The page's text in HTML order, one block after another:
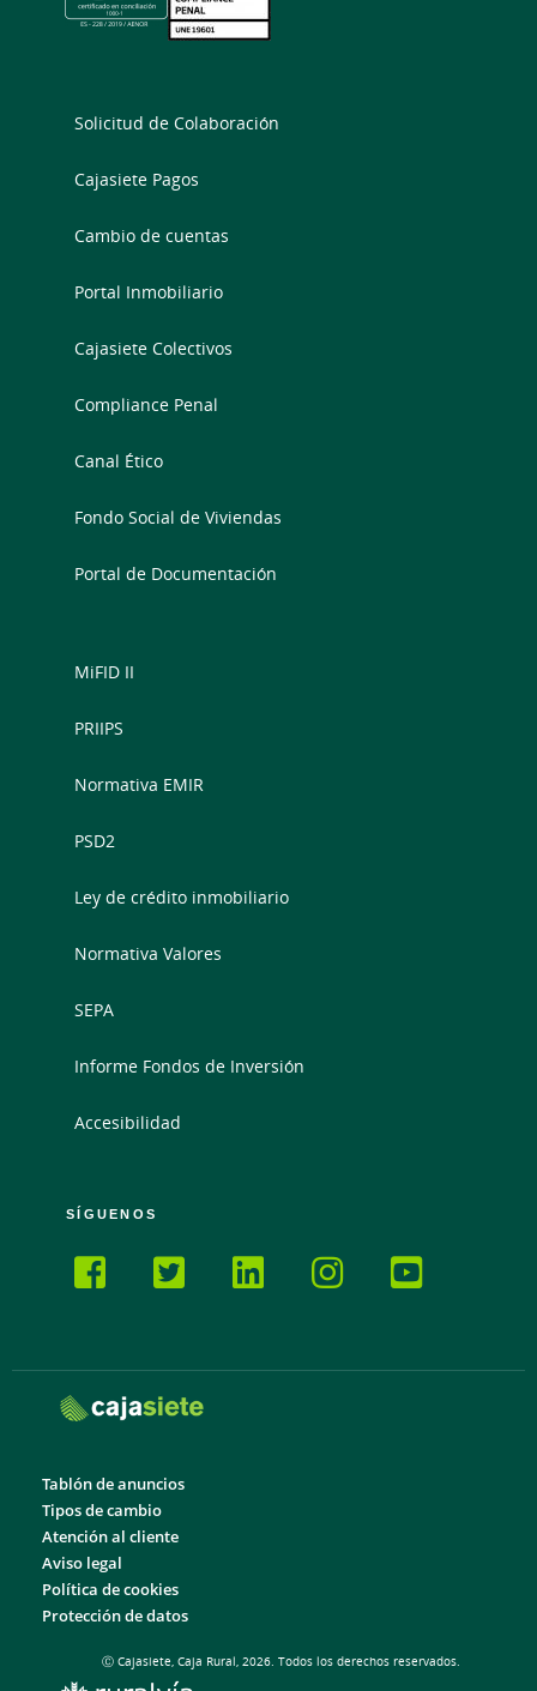
Solicitud de Colaboración
Cajasiete Pagos
Cambio de cuentas
Portal Inmobiliario
Cajasiete Colectivos
Compliance Penal
Canal Ético
Fondo Social de Viviendas
Portal de Documentación
MiFID II
PRIIPS
Normativa EMIR
PSD2
Ley de crédito inmobiliario
Normativa Valores
SEPA
Informe Fondos de Inversión
Accesibilidad
SÍGUENOS
Tablón de anuncios
Tipos de cambio
Atención al cliente
Aviso legal
Política de cookies
Protección de datos
Ⓒ Cajasiete, Caja Rural, 2026. Todos los derechos reservados.